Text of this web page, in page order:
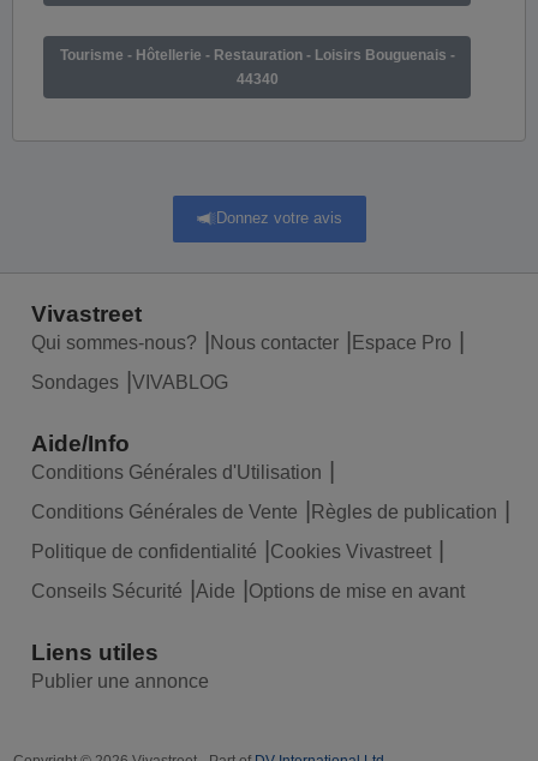
Tourisme - Hôtellerie - Restauration - Loisirs Bouguenais -
44340
Donnez votre avis
Vivastreet
Qui sommes-nous? Nous contacter
Espace Pro
Sondages
VIVABLOG
Aide/Info
Conditions Générales d'Utilisation
Conditions Générales de Vente
Règles de publication
Politique de confidentialité
Cookies Vivastreet
Conseils Sécurité
Aide Options de mise en avant
Liens utiles
Publier une annonce